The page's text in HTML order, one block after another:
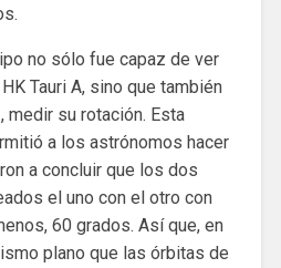
no sólo fue capaz de ver
Tauri A, sino que también
medir su rotación. Esta
a los astrónomos hacer
a concluir que los dos
el uno con el otro con
60 grados. Así que, en
plano que las órbitas de